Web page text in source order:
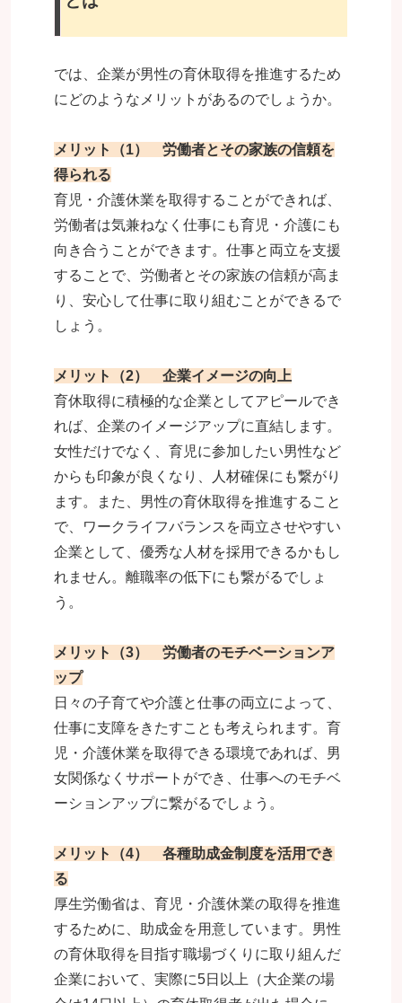
では、企業が男性の育休取得を推進するため
にどのようなメリットがあるのでしょうか。
メリット（1） 労働者とその家族の信頼を
得られる
育児・介護休業を取得することができれば、
労働者は気兼ねなく仕事にも育児・介護にも
向き合うことができます。仕事と両立を支援
することで、労働者とその家族の信頼が高ま
り、安心して仕事に取り組むことができるで
しょう。
メリット（2） 企業イメージの向上
育休取得に積極的な企業としてアピールでき
れば、企業のイメージアップに直結します。
女性だけでなく、育児に参加したい男性など
からも印象が良くなり、人材確保にも繋がり
ます。また、男性の育休取得を推進すること
で、ワークライフバランスを両立させやすい
企業として、優秀な人材を採用できるかもし
れません。離職率の低下にも繋がるでしょ
う。
メリット（3） 労働者のモチベーションア
ップ
日々の子育てや介護と仕事の両立によって、
仕事に支障をきたすことも考えられます。育
児・介護休業を取得できる環境であれば、男
女関係なくサポートができ、仕事へのモチベ
ーションアップに繋がるでしょう。
メリット（4） 各種助成金制度を活用でき
る
厚生労働省は、育児・介護休業の取得を推進
するために、助成金を用意しています。男性
の育休取得を目指す職場づくりに取り組んだ
企業において、実際に5日以上（大企業の場